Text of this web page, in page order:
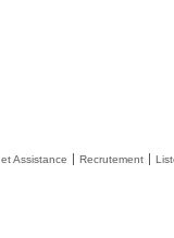
Assistance Recrutement